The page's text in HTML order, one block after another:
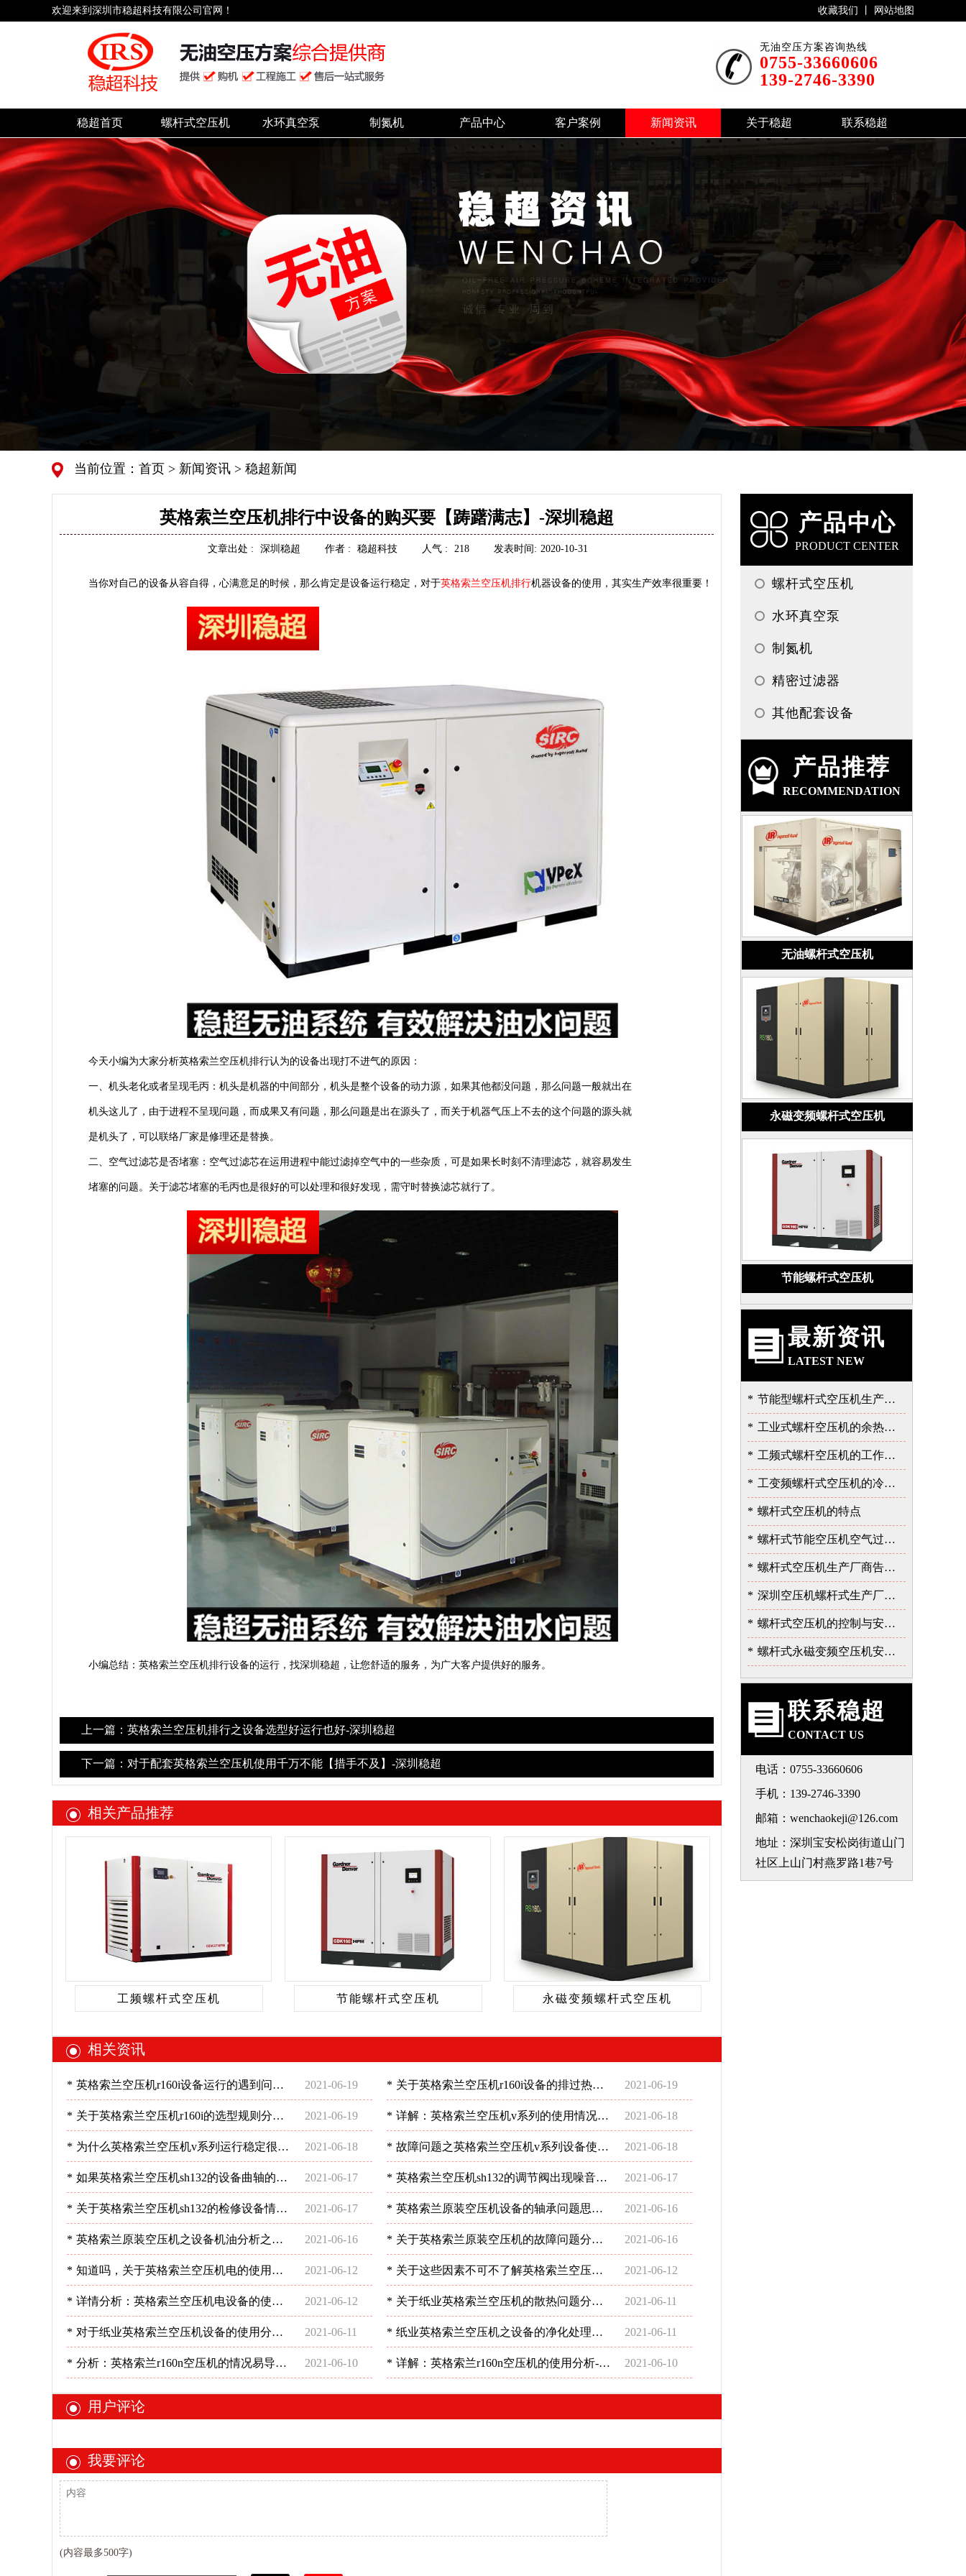
欢迎来到深圳市稳超科技有限公司官网！ 收藏我们 丨 网站地图
无油空压方案咨询热线
0755-33660606
139-2746-3390
稳超首页 螺杆式空压机 水环真空泵 制氮机 产品中心 客户案例 新闻资讯 关于稳超 联系稳超
当前位置： 首页 > 新闻资讯 > 稳超新闻
英格索兰空压机排行中设备的购买要【踌躇满志】-深圳稳超
文章出处 : 深圳稳超 作者 : 稳超科技 人气 : 218 发表时间: 2020-10-31
当你对自己的设备从容自得，心满意足的时候，那么肯定是设备运行稳定，对于英格索兰空压机排行机器设备的使用，其实生产效率很重要！
今天小编为大家分析英格索兰空压机排行认为的设备出现打不进气的原因：
一、机头老化或者呈现毛丙：机头是机器的中间部分，机头是整个设备的动力源，如果其他都没问题，那么问题一般就出在
机头这儿了，由于进程不呈现问题，而成果又有问题，那么问题是出在源头了，而关于机器气压上不去的这个问题的源头就
是机头了，可以联络厂家是修理还是替换。
二、空气过滤芯是否堵塞：空气过滤芯在运用进程中能过滤掉空气中的一些杂质，可是如果长时刻不清理滤芯，就容易发生
堵塞的问题。关于滤芯堵塞的毛丙也是很好的可以处理和很好发现，需守时替换滤芯就行了。
小编总结：英格索兰空压机排行设备的运行，找深圳稳超，让您舒适的服务，为广大客户提供好的服务。
上一篇：英格索兰空压机排行之设备选型好运行也好-深圳稳超
下一篇：对于配套英格索兰空压机使用千万不能【措手不及】-深圳稳超
相关产品推荐
工频螺杆式空压机 节能螺杆式空压机 永磁变频螺杆式空压机
相关资讯
* 英格索兰空压机r160i设备运行的遇到问题
不慌不忙才对！-深圳稳超
2021-06-19 * 关于英格索兰空压机r160i设备的排过热现
象如何处理好？-深圳稳超
2021-06-19
* 关于英格索兰空压机r160i的选型规则分
析！-深圳稳超
2021-06-19 * 详解：英格索兰空压机v系列的使用情况-
深圳稳超
2021-06-18
* 为什么英格索兰空压机v系列运行稳定很重
要?-深圳稳超
2021-06-18 * 故障问题之英格索兰空压机v系列设备使用
分析-深圳稳超
2021-06-18
* 如果英格索兰空压机sh132的设备曲轴的检
修是怎样的呢?-深圳稳超
2021-06-17 * 英格索兰空压机sh132的调节阀出现噪音这
样解决-深圳稳超
2021-06-17
* 关于英格索兰空压机sh132的检修设备情况
分析-深圳稳超
2021-06-17 * 英格索兰原装空压机设备的轴承问题思考-
深圳稳超
2021-06-16
* 英格索兰原装空压机之设备机油分析之使
用情况-深圳稳超
2021-06-16 * 关于英格索兰原装空压机的故障问题分析-
深圳稳超
2021-06-16
* 知道吗，关于英格索兰空压机电的使用要
操作好！-深圳稳超
2021-06-12 * 关于这些因素不可不了解英格索兰空压机
电的详细操作-深圳稳超
2021-06-12
* 详情分析：英格索兰空压机电设备的使用-
深圳稳超
2021-06-12 * 关于纸业英格索兰空压机的散热问题分析-
深圳稳超
2021-06-11
* 对于纸业英格索兰空压机设备的使用分析-
深圳稳超
2021-06-11 * 纸业英格索兰空压机之设备的净化处理状
况-深圳稳超
2021-06-11
* 分析：英格索兰r160n空压机的情况易导致
的问题-深圳稳超
2021-06-10 * 详解：英格索兰r160n空压机的使用分析-深
圳稳超
2021-06-10
用户评论
我要评论
(内容最多500字)
产品中心
PRODUCT CENTER
螺杆式空压机
水环真空泵
制氮机
精密过滤器
其他配套设备
产品推荐
RECOMMENDATION
无油螺杆式空压机
永磁变频螺杆式空压机
节能螺杆式空压机
最新资讯
LATEST NEW
* 节能型螺杆式空压机生产厂告诉我的泄露故障的严重性
* 工业式螺杆空压机的余热的价值
* 工频式螺杆空压机的工作过程
* 工变频螺杆式空压机的冷却与润滑系统
* 螺杆式空压机的特点
* 螺杆式节能空压机空气过滤器的保养
* 螺杆式空压机生产厂商告诉您余热回收的重要性
* 深圳空压机螺杆式生产厂家告诉您如何选择空压机
* 螺杆式空压机的控制与安全保护系统
* 螺杆式永磁变频空压机安装注意事项-深圳稳超
联系稳超
CONTACT US
电话：0755-33660606
手机：139-2746-3390
邮箱：wenchaokeji@126.com
地址：深圳宝安松岗街道山门
社区上山门村燕罗路1巷7号